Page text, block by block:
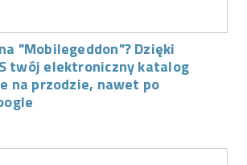
"Mobilegeddon"? Dzięki
twój elektroniczny katalog
na przodzie, nawet po